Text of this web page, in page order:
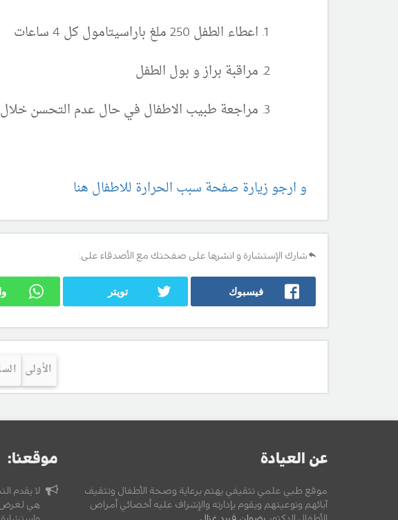
اعطاء الطفل 250 ملغ باراسيتامول كل 4 ساعات
مراقبة براز و بول الطفل
مراجعة طبيب الاطفال في حال عدم التحسن خلال 24 ساعة
و ارجو زيارة صفحة سبب الحرارة للاطفال هنا
شارك الإستشارة و انشرها على صفحتك مع الأصدقاء على:
فيسبوك تويتر
الأولى
عن العيادة
موقع طبي علمي تثقيفي يهتم برعاية وصحة الأطفال وتثقيف
آبائهم وتوعيتهم ويقوم بإدارته والإشراف عليه أخصائي أمراض
موقعنا:
لا يقدم
هي لغرض